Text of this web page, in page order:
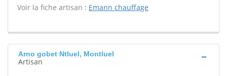
Voir la fiche artisan : Emann chauffage
Arno gobet Ntluel, Montluel
Artisan